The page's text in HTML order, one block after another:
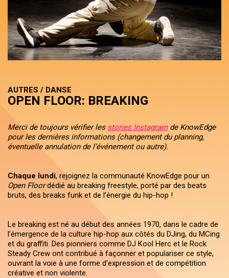
AUTRES / DANSE
OPEN FLOOR: BREAKING
Merci de toujours vérifier les stories Instagramde KnowEdge
pour les dernières informations (changement du planning,
éventuelle annulation de l’événement ou autre).
Chaque lundi, rejoignez la communauté KnowEdge pour un
Open Floordédié au breaking freestyle, porté par des beats
bruts, des breaks funk et de l’énergie du hip-hop !
Le breaking est né au début des années 1970, dans le cadre de
l’émergence de la culture hip-hop aux côtés du DJing, du MCing
et du graffiti. Des pionniers comme DJ Kool Herc et le Rock
Steady Crew ont contribué à façonner et populariser ce style,
ouvrant la voie à une forme d’expression et de compétition
créative et non violente.